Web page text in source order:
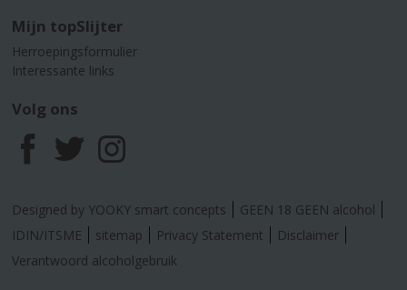
Mijn topSlijter
Herroepingsformulier
Interessante links
Volg ons
F
a
c
T
w
i
I
n
s
Designed by YOOKY smart concepts
GEEN 18 GEEN alcohol
IDIN/ITSME
sitemap Privacy Statement
Disclaimer
Verantwoord alcoholgebruik